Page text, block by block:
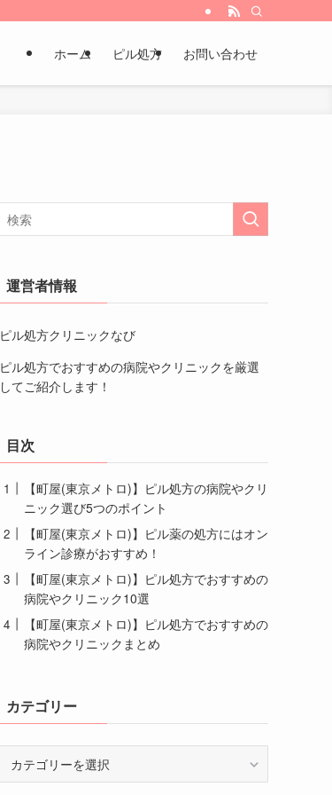
ホーム ピル処方 お問い合わせ
運営者情報
ピル処方クリニックなび
ピル処方でおすすめの病院やクリニックを厳選
してご紹介します！
目次
【町屋(東京メトロ)】ピル処方の病院やクリ
ニック選び5つのポイント
【町屋(東京メトロ)】ピル薬の処方にはオン
ライン診療がおすすめ！
【町屋(東京メトロ)】ピル処方でおすすめの
病院やクリニック10選
【町屋(東京メトロ)】ピル処方でおすすめの
病院やクリニックまとめ
カテゴリー